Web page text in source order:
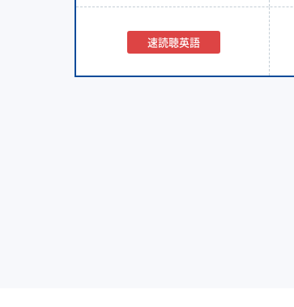
速読聴英語